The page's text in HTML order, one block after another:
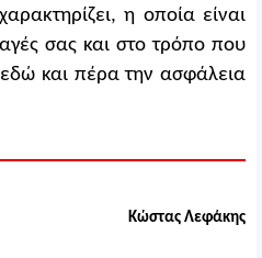
η οποία είναι
σας και στο τρόπο που
και πέρα την ασφάλεια
Κώστας Λεφάκης